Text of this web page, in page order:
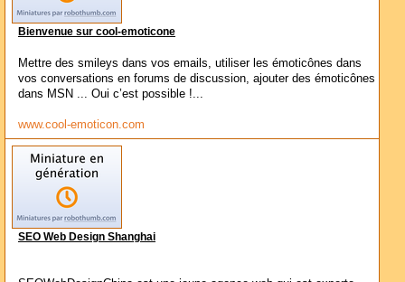
Bienvenue sur cool-emoticone
Mettre des smileys dans vos emails, utiliser les émoticônes dans
vos conversations en forums de discussion, ajouter des émoticônes
dans MSN ... Oui c’est possible !...
www.cool-emoticon.com
SEO Web Design Shanghai